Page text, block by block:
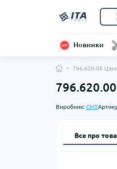
Новинки
796.620.00
Виробник: CMT
Все про